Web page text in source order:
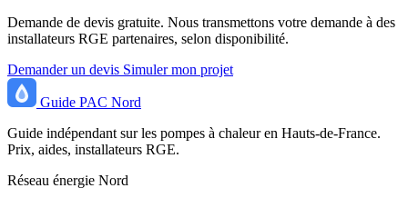
Demande de devis gratuite. Nous transmettons votre demande à des
installateurs RGE partenaires, selon disponibilité.
Demander un devis Simuler mon projet
Guide PAC Nord
Guide indépendant sur les pompes à chaleur en Hauts-de-France.
Prix, aides, installateurs RGE.
Réseau énergie Nord